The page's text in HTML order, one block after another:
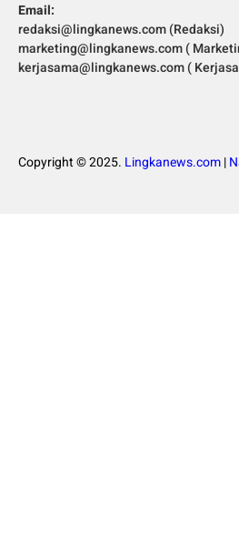
Email:
redaksi@lingkanews.com (Redaksi)
marketing@lingkanews.com (
kerjasama@lingkanews.com (
Copyright © 2025. Lingkanews.com|